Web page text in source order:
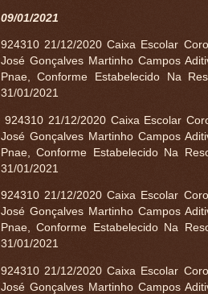
09/01/2021
924310 21/12/2020 Caixa Escolar
José Gonçalves Martinho Campos
Pnae, Conforme Estabelecido Na
31/01/2021
924310 21/12/2020 Caixa Escolar
José Gonçalves Martinho Campos
Pnae, Conforme Estabelecido Na
31/01/2021
924310 21/12/2020 Caixa Escolar
José Gonçalves Martinho Campos
Pnae, Conforme Estabelecido Na
31/01/2021
924310 21/12/2020 Caixa Escolar
José Gonçalves Martinho Campos